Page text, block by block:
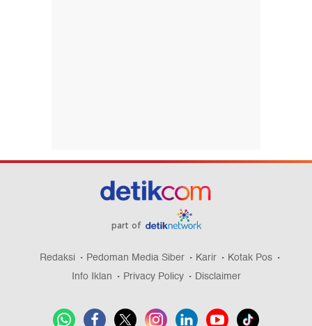
part of
Redaksi Pedoman Media Siber Karir
Kotak Pos
Info Iklan
Privacy Policy Disclaimer